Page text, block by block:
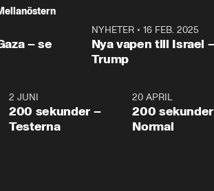
– se
NYHETER• 16 FEB. 2025
Nya vapen till Israel
Trump
4:23
2 JUNI
200 sekunder –
Testerna
20 APRIL
200
Normal